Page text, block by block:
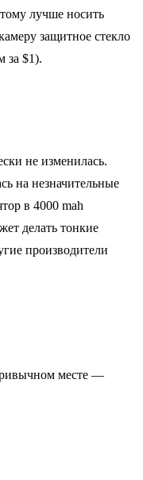
лучше носить
защитное стекло
за $1).
не изменилась.
на незначительные
в 4000 mah
делать тонкие
производители
месте —